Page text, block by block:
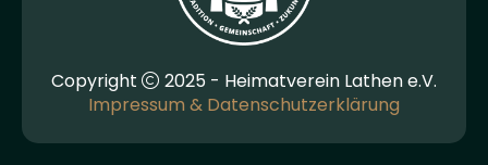
Copyright
2025 - Heimatverein Lathen e.V.
Impressum & Datenschutzerklärung